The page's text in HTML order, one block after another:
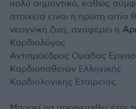
πολύ σημαντικό, καθώς
στοιχεία είναι η πρώτη αιτία
νεογνική ζωή, αναφέρει η
Καρδιολόγος
Αντιπρόεδρος Ομάδας
Καρδιοπαθειών Ελληνικής
Καρδιολογικής Εταιρείας.